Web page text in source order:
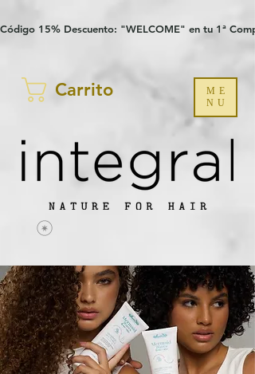
Código 15% Descuento: "WELCOME" en tu 1ª
Carrito
ME
NU